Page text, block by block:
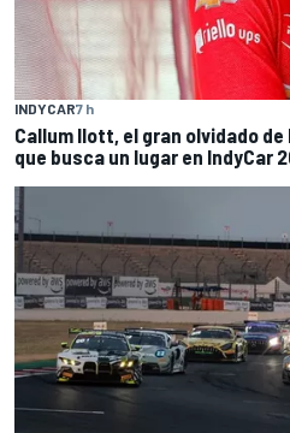
INDYCAR7 h
Callum Ilott, el gran olvidado
que busca un lugar en IndyCar